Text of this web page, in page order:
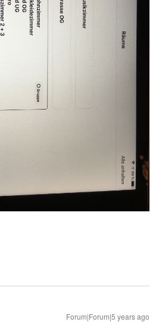
Forum|Forum|5 years ago